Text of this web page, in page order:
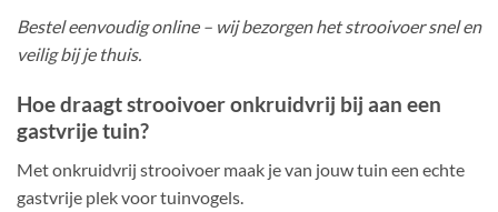
Bestel eenvoudig online – wij bezorgen het strooivoer snel en
veilig bij je thuis.
Hoe draagt strooivoer onkruidvrij bij aan een
gastvrije tuin?
Met onkruidvrij strooivoer maak je van jouw tuin een echte
gastvrije plek voor tuinvogels.